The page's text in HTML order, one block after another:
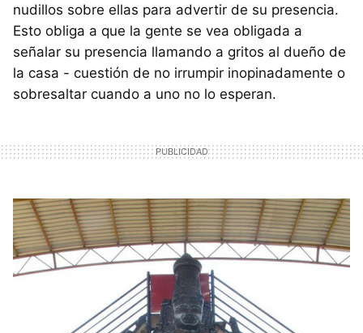
nudillos sobre ellas para advertir de su presencia.
Esto obliga a que la gente se vea obligada a
señalar su presencia llamando a gritos al dueño de
la casa - cuestión de no irrumpir inopinadamente o
sobresaltar cuando a uno no lo esperan.